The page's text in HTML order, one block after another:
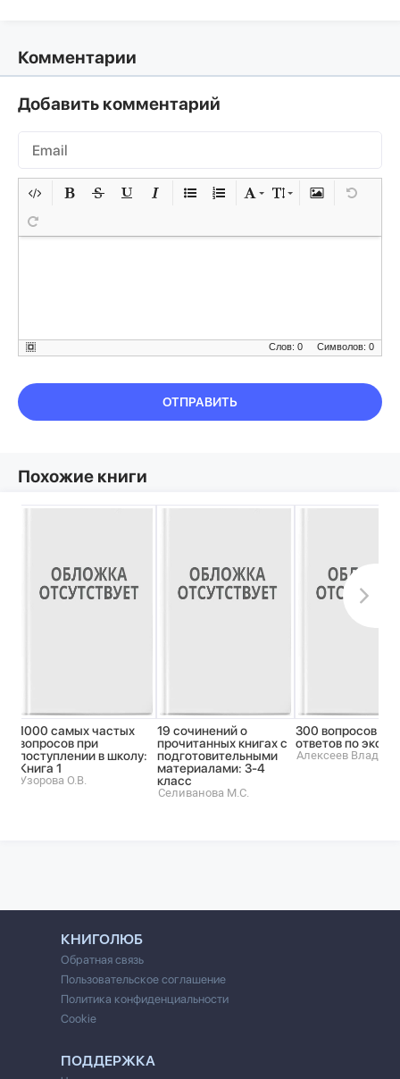
Комментарии
Добавить комментарий
Символов: 0
Слов: 0
ОТПРАВИТЬ
Похожие книги
1000 самых частых
вопросов при
поступлении в школу:
Книга 1
Узорова О.В.
19 сочинений о
прочитанных книгах с
подготовительными
материалами: 3-4
класс
Селиванова М.С.
300 вопросов и
ответов по
Алексеев
КНИГОЛЮБ
Обратная связь
Пользовательское соглашение
Политика конфиденциальности
Cookie
ПОДДЕРЖКА